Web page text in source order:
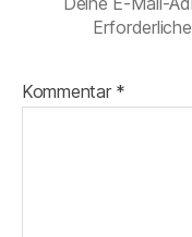
Kommentar *